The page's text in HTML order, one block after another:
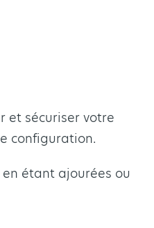
et sécuriser votre
configuration.
étant ajourées ou